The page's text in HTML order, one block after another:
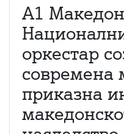
А1
оркестар
современа
приказна